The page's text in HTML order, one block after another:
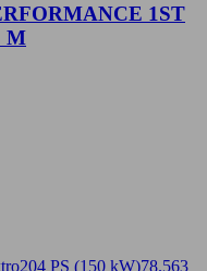
1ST
M
204 PS (150 kW)78.563